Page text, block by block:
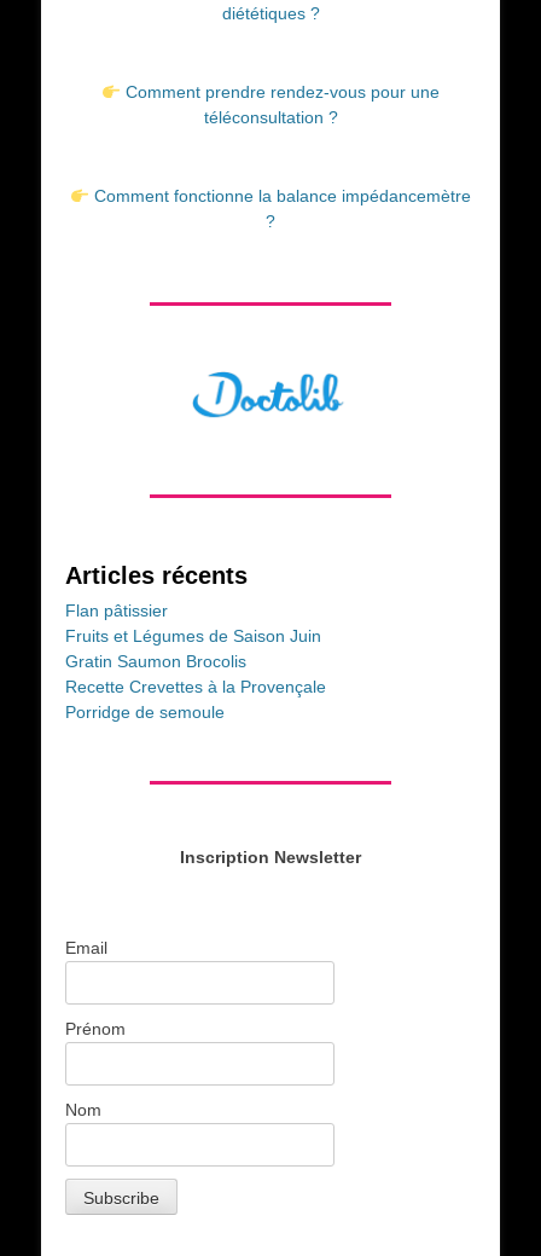
diététiques ?
Comment prendre rendez-vous pour une
téléconsultation ?
Comment fonctionne la balance impédancemètre
?
Articles récents
Flan pâtissier
Fruits et Légumes de Saison Juin
Gratin Saumon Brocolis
Recette Crevettes à la Provençale
Porridge de semoule
Inscription Newsletter
Email
Prénom
Nom